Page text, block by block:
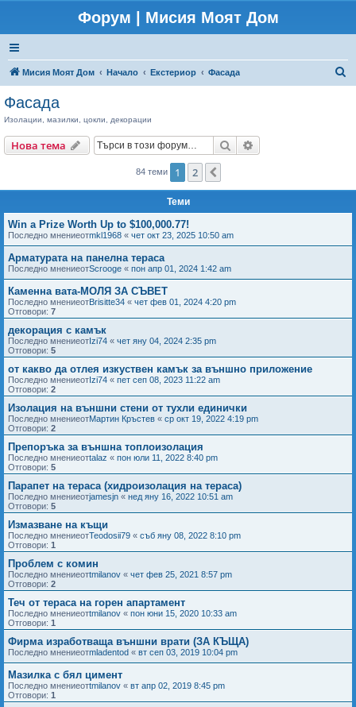
Форум | Мисия Моят Дом
Мисия Моят Дом Начало Екстериор Фасада
Фасада
Изолации, мазилки, цокли, декорации
Нова тема Търсене
84 теми 1 2
Теми
Win a Prize Worth Up to $100,000.77!
Последно мнениеотmkl1968 « чет окт 23, 2025 10:50 am
Арматурата на панелна тераса
Последно мнениеотScrooge « пон апр 01, 2024 1:42 am
Каменна вата-МОЛЯ ЗА СЪВЕТ
Последно мнениеотBrisitte34 « чет фев 01, 2024 4:20 pm
Отговори: 7
декорация с камък
Последно мнениеотIzi74 « чет яну 04, 2024 2:35 pm
Отговори: 5
от какво да отлея изкуствен камък за външно приложение
Последно мнениеотIzi74 « пет сеп 08, 2023 11:22 am
Отговори: 2
Изолация на външни стени от тухли единички
Последно мнениеотМартин Кръстев « ср окт 19, 2022 4:19 pm
Отговори: 2
Препоръка за външна топлоизолация
Последно мнениеотtalaz « пон юли 11, 2022 8:40 pm
Отговори: 5
Парапет на тераса (хидроизолация на тераса)
Последно мнениеотjamesjn « нед яну 16, 2022 10:51 am
Отговори: 5
Измазване на къщи
Последно мнениеотTeodosii79 « съб яну 08, 2022 8:10 pm
Отговори: 1
Проблем с комин
Последно мнениеотtmilanov « чет фев 25, 2021 8:57 pm
Отговори: 2
Теч от тераса на горен апартамент
Последно мнениеотtmilanov « пон юни 15, 2020 10:33 am
Отговори: 1
Фирма изработваща външни врати (ЗА КЪЩА)
Последно мнениеотmladentod « вт сеп 03, 2019 10:04 pm
Мазилка с бял цимент
Последно мнениеотtmilanov « вт апр 02, 2019 8:45 pm
Отговори: 1